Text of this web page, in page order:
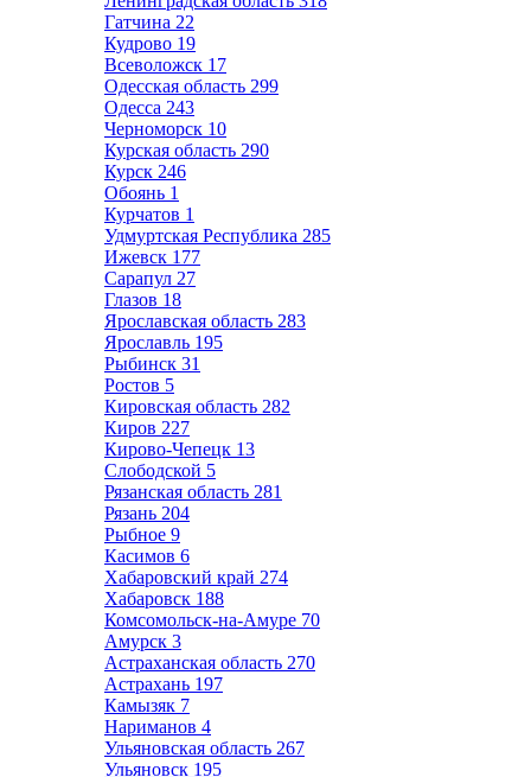
Гатчина 22
Кудрово 19
Всеволожск 17
Одесская область 299
Одесса 243
Черноморск 10
Курская область 290
Курск 246
Обоянь 1
Курчатов 1
Удмуртская Республика 285
Ижевск 177
Сарапул 27
Глазов 18
Ярославская область 283
Ярославль 195
Рыбинск 31
Ростов 5
Кировская область 282
Киров 227
Кирово-Чепецк 13
Слободской 5
Рязанская область 281
Рязань 204
Рыбное 9
Касимов 6
Хабаровский край 274
Хабаровск 188
Комсомольск-на-Амуре 70
Амурск 3
Астраханская область 270
Астрахань 197
Камызяк 7
Нариманов 4
Ульяновская область 267
Ульяновск 195